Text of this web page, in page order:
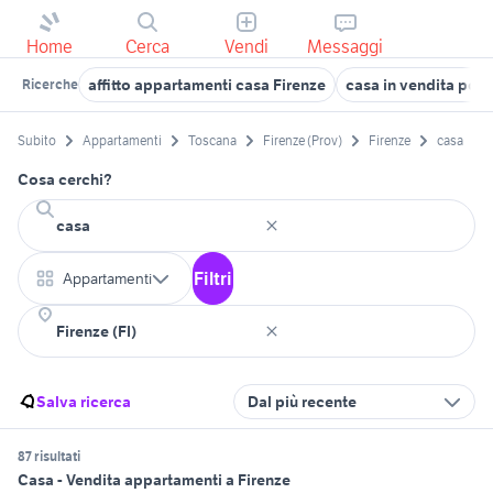
Home Cerca Vendi Messaggi
Ricerche affitto appartamenti casa Firenze casa in vendita
Subito Appartamenti Toscana Firenze (Prov) Firenze casa
Cosa cerchi?
Appartamenti Filtri
Salva ricerca Dal più recente
87 risultati
Casa - Vendita appartamenti a Firenze